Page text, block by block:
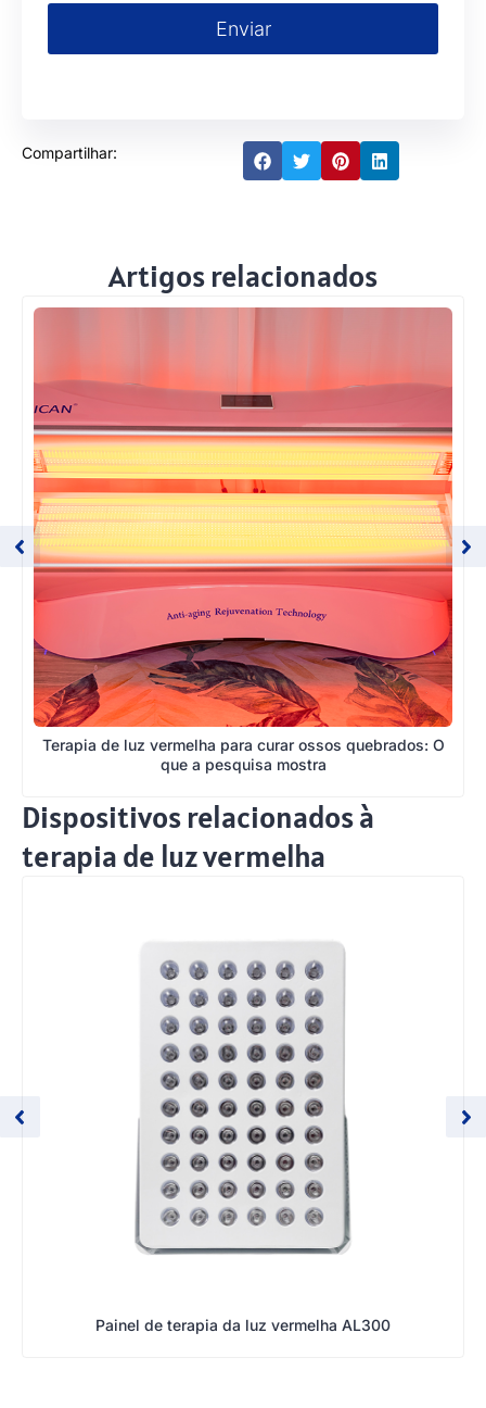
Enviar
Compartilhar:
Artigos relacionados
Terapia de luz vermelha para curar ossos quebrados: O
que a pesquisa mostra
Dispositivos relacionados à
terapia de luz vermelha
Painel de terapia da luz vermelha AL300